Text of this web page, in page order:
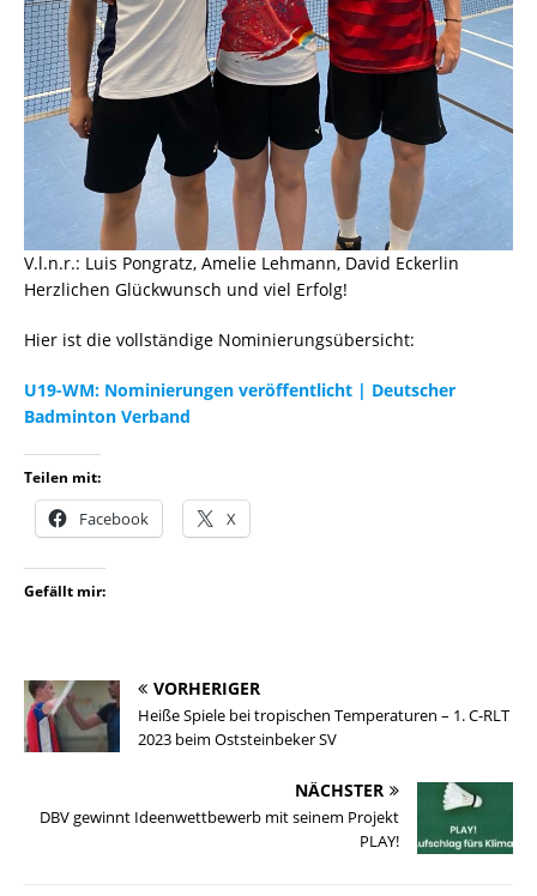
V.l.n.r.: Luis Pongratz, Amelie Lehmann, David Eckerlin
Herzlichen Glückwunsch und viel Erfolg!
Hier ist die vollständige Nominierungsübersicht:
U19-WM: Nominierungen veröffentlicht | Deutscher
Badminton Verband
Teilen mit:
Facebook X
Gefällt mir:
VORHERIGER
Heiße Spiele bei tropischen Temperaturen – 1. C-RLT
2023 beim Oststeinbeker SV
NÄCHSTER
DBV gewinnt Ideenwettbewerb mit seinem Projekt
PLAY!